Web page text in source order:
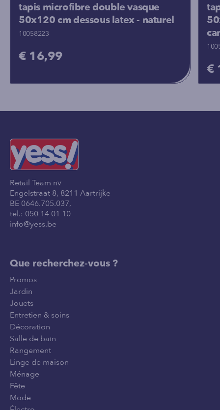
tapis microfibre double vasque
50x120 cm dessous latex - naturel
10058223
€ 16,99
€
Retail Team nv
Engelstraat 8, 8211 Aartrijke
BE 0646.705.037,
tel.: 050 14 01 10
info@yess.be
Que recherchez-vous ?
Promos
Jardin
Jouets
Entretien & soins
Décoration
Salle de bain
Rangement
Linge de maison
Ménage
Fête
Mode